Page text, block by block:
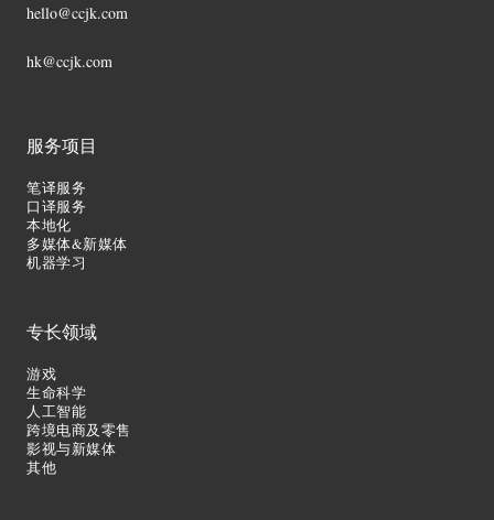
hello@ccjk.com
hk@ccjk.com
服务项目
笔译服务
口译服务
本地化
多媒体&新媒体
机器学习
专长领域
游戏
生命科学
人工智能
跨境电商及零售
影视与新媒体
其他